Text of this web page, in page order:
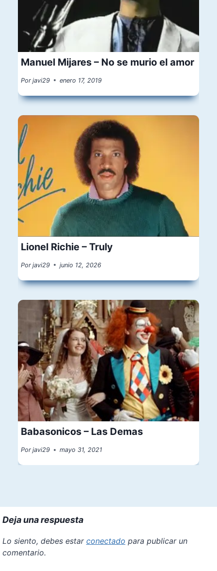
Manuel Mijares – No se murio el amor
Por javi29 enero 17, 2019
Lionel Richie – Truly
Por javi29 junio 12, 2026
Babasonicos – Las Demas
Por javi29 mayo 31, 2021
Deja una respuesta
Lo siento, debes estar conectado para publicar un
comentario.